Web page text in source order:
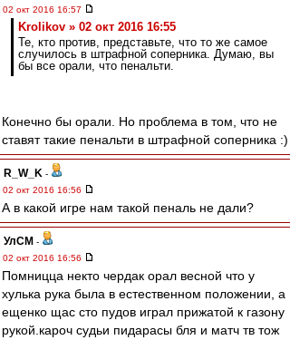
02 окт 2016 16:57
Krolikov » 02 окт 2016 16:55
Те, кто против, представьте, что то же самое
случилось в штрафной соперника. Думаю, вы
бы все орали, что пенальти.
Конечно бы орали. Но проблема в том, что не
ставят такие пенальти в штрафной соперника :)
R_W_K -
02 окт 2016 16:56
А в какой игре нам такой пеналь не дали?
УлСМ -
02 окт 2016 16:56
Помницца некто чердак орал весной что у
хулька рука была в естественном положении, а
ещенко щас сто пудов играл прижатой к газону
рукой.кароч судьи пидарасы бля и матч тв тож